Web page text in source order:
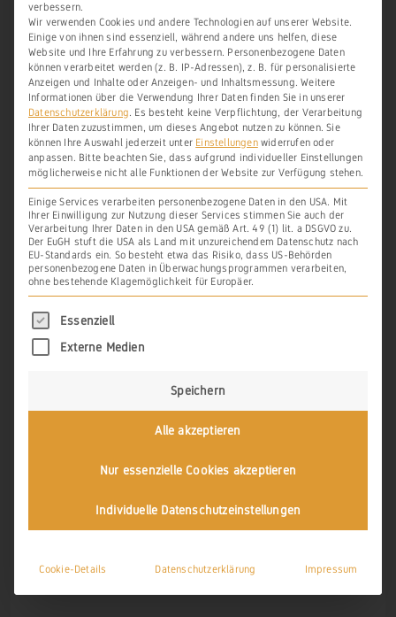
Quelle:
Preußische Kartenaufnahme 1:25 000 (1843-187
8), Uraufnahmeblatt/Urmesstischblätter, Blatt
5613
© GeoBasis-DE / LVermGeoRP 2025, dl-de/by-2-
0, www.lvermgeo.rlp.de
In der nachfolgenden Karte ist zumindest
im oberen Bereich der Flur
offensichtlich noch Weinanbau
noch im Ertrag stand, ist nicht bekannt.
verbessern.
Wir verwenden Cookies und andere Technologien auf unserer Website.
Einige von ihnen sind essenziell, während andere uns helfen, diese
Website und Ihre Erfahrung zu verbessern. Personenbezogene Daten
können verarbeitet werden (z. B. IP-Adressen), z. B. für personalisierte
Anzeigen und Inhalte oder Anzeigen- und Inhaltsmessung. Weitere
Informationen über die Verwendung Ihrer Daten finden Sie in unserer
Datenschutzerklärung. Es besteht keine Verpflichtung, der Verarbeitung
Ihrer Daten zuzustimmen, um dieses Angebot nutzen zu können. Sie
können Ihre Auswahl jederzeit unter Einstellungenwiderrufen oder
anpassen. Bitte beachten Sie, dass aufgrund individueller Einstellungen
möglicherweise nicht alle Funktionen der Website zur Verfügung stehen.
Einige Services verarbeiten personenbezogene Daten in den USA. Mit
Ihrer Einwilligung zur Nutzung dieser Services stimmen Sie auch der
Verarbeitung Ihrer Daten in den USA gemäß Art. 49 (1) lit. a DSGVO zu.
Der EuGH stuft die USA als Land mit unzureichendem Datenschutz nach
EU-Standards ein. So besteht etwa das Risiko, dass US-Behörden
personenbezogene Daten in Überwachungsprogrammen verarbeiten,
ohne bestehende Klagemöglichkeit für Europäer.
Es folgt eine Liste der Service-Gruppen, für
Essenziell
Externe Medien
Speichern
Alle akzeptieren
Nur essenzielle Cookies akzeptieren
Individuelle Datenschutzeinstellungen
Cookie-Details Datenschutzerklärung Impressum